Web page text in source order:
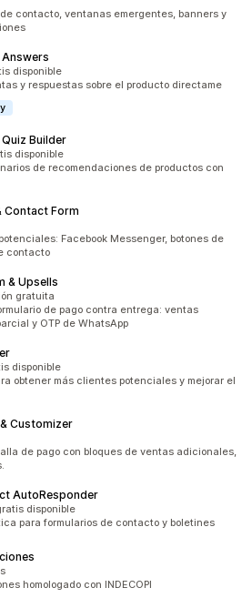
contacto, ventanas emergentes, banners y
Answers
disponible
y respuestas sobre el producto directame
Builder
disponible
de recomendaciones de productos con
Contact Form
Facebook Messenger, botones de
contacto
& Upsells
gratuita
de pago contra entrega: ventas
y OTP de WhatsApp
disponible
obtener más clientes potenciales y mejorar el
Customizer
de pago con bloques de ventas adicionales,
AutoResponder
disponible
para formularios de contacto y boletines
homologado con INDECOPI